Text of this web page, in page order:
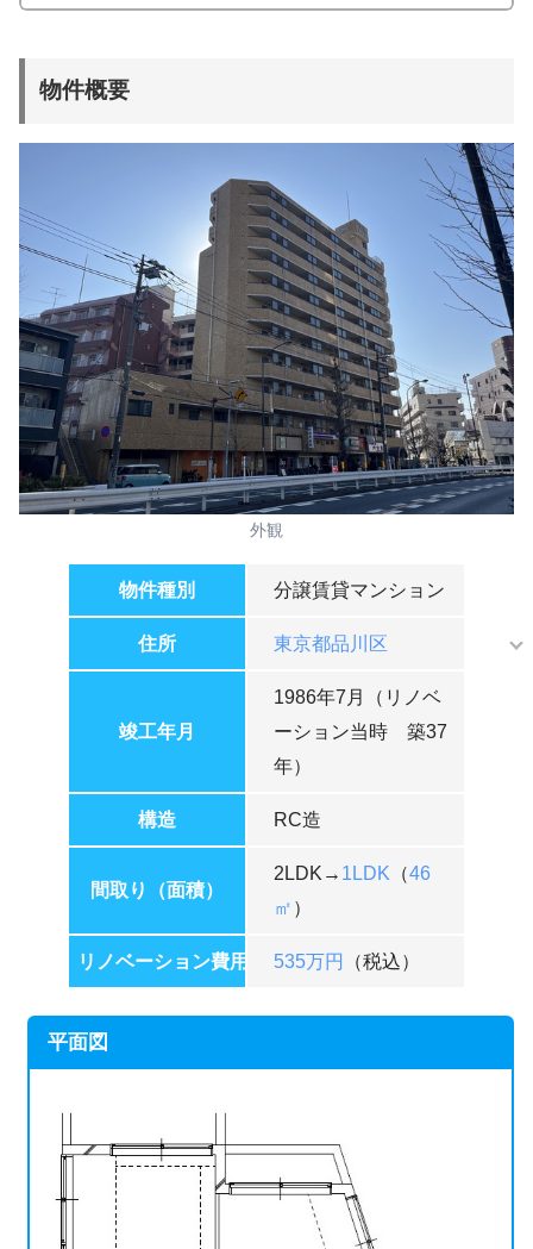
物件概要
外観
物件種別 分譲賃貸マンション
住所 東京都品川区
竣工年月
1986年7月（リノベ
ーション当時 築37
年）
構造 RC造
間取り（面積）
2LDK→ 1LDK （46
㎡ ）
リノベーション費用 535万円 （税込）
平面図